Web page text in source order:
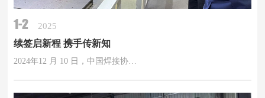
1-2 2025
续签启新程 携手传新知
2024年12 月 10 日，中国焊接协…